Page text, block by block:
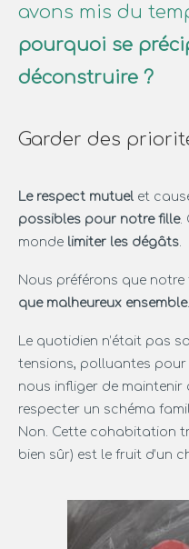
avons mis du
pourquoi se
déconstruire ?
Garder des
Le respect mutuel et
possibles pour notre fille.
monde limiter les dégâts
Nous préférons que notre
que malheureux ensemble.
Le quotidien n’était pas
tensions, polluantes
nous infliger de maintenir
respecter un schéma
Non. Cette cohabitation
bien sûr) est le fruit d’un